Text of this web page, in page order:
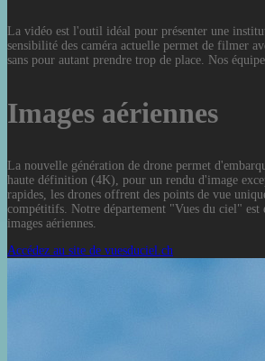
La vidéo est l'outil idéal pour présenter une
sensibilité des caméra actuelle permet de filmer
sans pour autant prendre trop de place. Nos
Images aériennes
La nouvelle génération de drone permet
haute définition (4K), pour un rendu d'image
rapides, les drones offrent des points de vue
compétitifs. Notre département "Vues du ciel" est
images aériennes.
Accédez au site de vuesduciel.ch